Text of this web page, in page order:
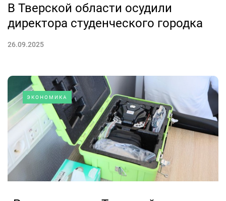
В Тверской области осудили
директора студенческого городка
26.09.2025
ЭКОНОМИКА